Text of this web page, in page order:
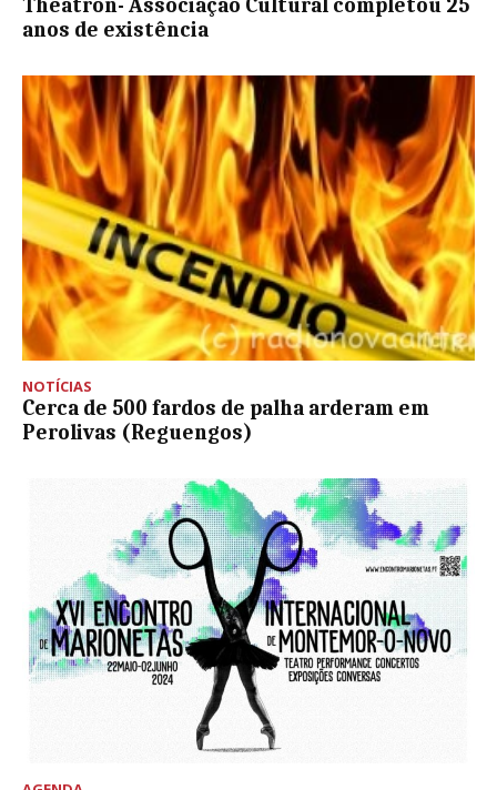
Theatron- Associação Cultural completou 25
anos de existência
NOTÍCIAS
Cerca de 500 fardos de palha arderam em
Perolivas (Reguengos)